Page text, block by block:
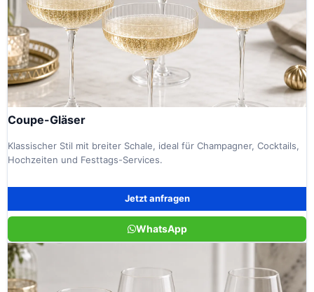
Coupe-Gläser
Klassischer Stil mit breiter Schale, ideal für Champagner, Cocktails,
Hochzeiten und Festtags-Services.
Jetzt anfragen
WhatsApp